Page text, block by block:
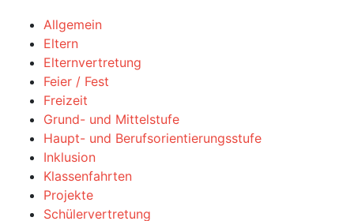
Allgemein
Eltern
Elternvertretung
Feier / Fest
Freizeit
Grund- und Mittelstufe
Haupt- und Berufsorientierungsstufe
Inklusion
Klassenfahrten
Projekte
Schülervertretung